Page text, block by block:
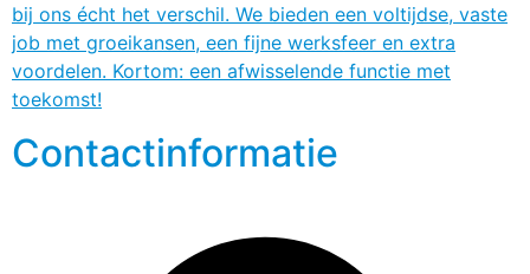
bij ons écht het verschil. We bieden een voltijdse, vaste
job met groeikansen, een fijne werksfeer en extra
voordelen. Kortom: een afwisselende functie met
toekomst!
Contactinformatie